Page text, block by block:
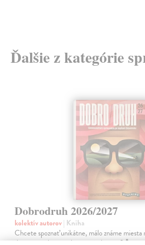
Ďalšie z kategórie
Dobrodruh 2026/2027
kolektív autorov| Kniha
Chcete spoznať unikátne, málo známe miesta